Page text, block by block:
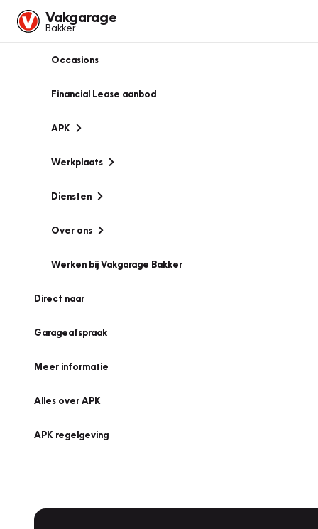
Vakgarage
Bakker
Occasions
Financial Lease aanbod
APK
Werkplaats
Diensten
Over ons
Werken bij Vakgarage Bakker
Direct naar
Garageafspraak
Meer informatie
Alles over APK
APK regelgeving